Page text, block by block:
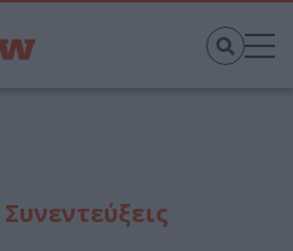
Συνεντεύξεις